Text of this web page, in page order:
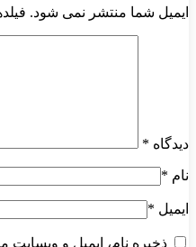
ایمیل شما منتشر نمی شود.
دیدگاه *
نام *
ایمیل *
ذخیره نام، ایمیل و